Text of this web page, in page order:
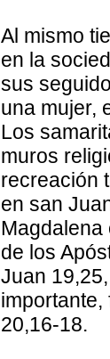
Al mismo
en la
sus
una mujer,
Los
muros
recreación
en san
Magdalena
de los
Juan
20,16-18.